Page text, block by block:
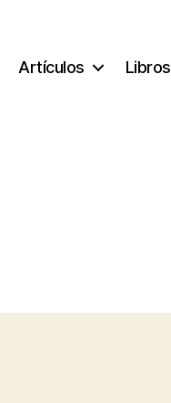
Artículos Libros